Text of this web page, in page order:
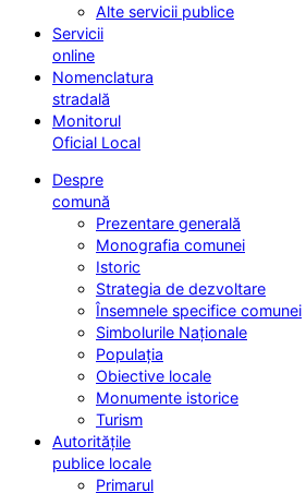
Alte servicii publice
Servicii
online
Nomenclatura
stradală
Monitorul
Oficial Local
Despre
comună
Prezentare generală
Monografia comunei
Istoric
Strategia de dezvoltare
Însemnele specifice comunei
Simbolurile Naționale
Populația
Obiective locale
Monumente istorice
Turism
Autoritățile
publice locale
Primarul